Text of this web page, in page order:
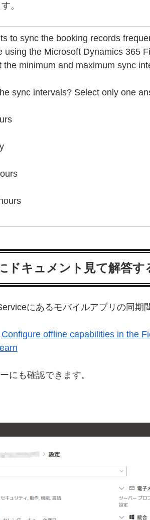
。
to sync the booking records
using the Microsoft Dynamics 365
the minimum and maximum sync
sync intervals? Select only one
ドキュメント見て解答す
にあるモバイルアプリの同期
Configure offline capabilities in the
にも確認できます。